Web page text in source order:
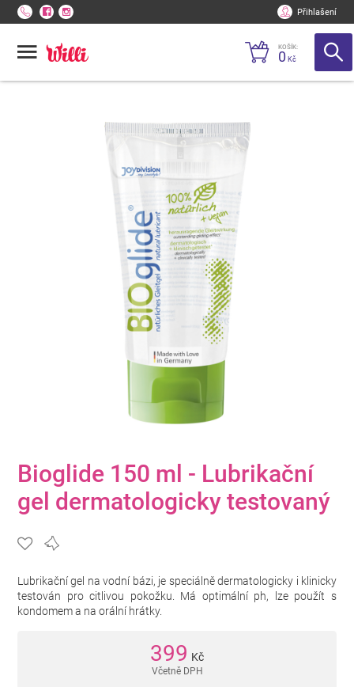
Přihlašení
KOŠÍK:
0 Kč
Bioglide 150 ml - Lubrikační
gel dermatologicky testovaný
Lubrikační gel na vodní bázi, je speciálně dermatologicky i klinicky
testován pro citlivou pokožku. Má optimální ph, lze použít s
kondomem a na orální hrátky.
399 Kč
Včetně DPH